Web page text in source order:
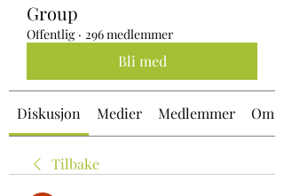
Group
Offentlig · 296 medlemmer
Bli med
Diskusjon Medier Medlemmer Om
Tilbake